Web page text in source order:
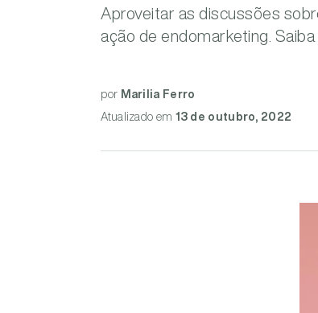
Aproveitar as discussões
ação de endomarketing. Saiba
por Marilia Ferro
Atualizado em 13 de outubro, 2022